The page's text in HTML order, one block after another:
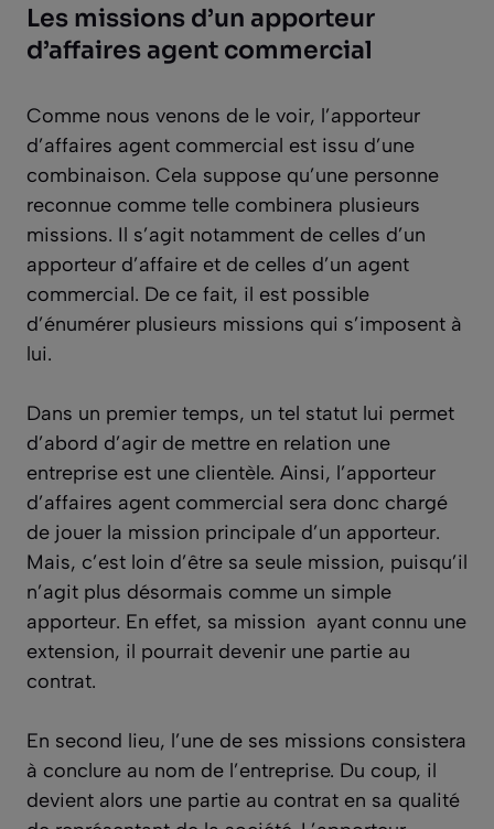
Les missions d’un apporteur
d’affaires agent commercial
Comme nous venons de le voir, l’apporteur
d’affaires agent commercial est issu d’une
combinaison. Cela suppose qu’une personne
reconnue comme telle combinera plusieurs
missions. Il s’agit notamment de celles d’un
apporteur d’affaire et de celles d’un agent
commercial. De ce fait, il est possible
d’énumérer plusieurs missions qui s’imposent à
lui.
Dans un premier temps, un tel statut lui permet
d’abord d’agir de mettre en relation une
entreprise est une clientèle. Ainsi, l’apporteur
d’affaires agent commercial sera donc chargé
de jouer la mission principale d’un apporteur.
Mais, c’est loin d’être sa seule mission, puisqu’il
n’agit plus désormais comme un simple
apporteur. En effet, sa mission ayant connu une
extension, il pourrait devenir une partie au
contrat.
En second lieu, l’une de ses missions consistera
à conclure au nom de l’entreprise. Du coup, il
devient alors une partie au contrat en sa qualité